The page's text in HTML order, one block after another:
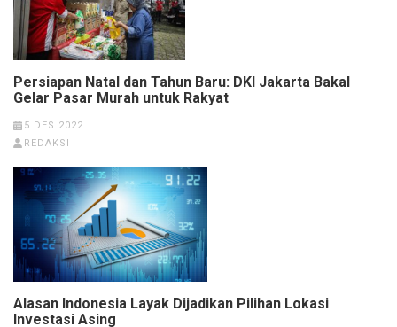
Persiapan Natal dan Tahun Baru: DKI Jakarta Bakal
Gelar Pasar Murah untuk Rakyat
5 DES 2022
REDAKSI
Alasan Indonesia Layak Dijadikan Pilihan Lokasi
Investasi Asing